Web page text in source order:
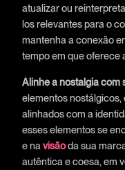
atualizar ou
los relevantes para o
mantenha a conexão
tempo em que oferece
Alinhe a nostalgia com
elementos nostálgicos,
alinhados com a
esses elementos se
e na visãoda sua
autêntica e coesa, em